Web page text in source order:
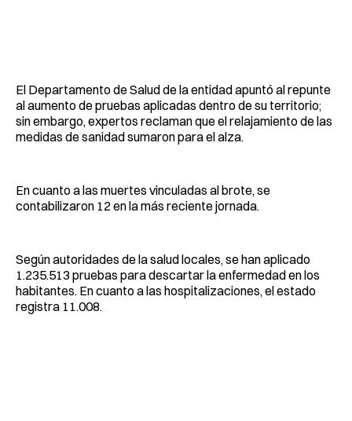
El Departamento de Salud de la entidad apuntó al repunte
al aumento de pruebas aplicadas dentro de su territorio;
sin embargo, expertos reclaman que el relajamiento de las
medidas de sanidad sumaron para el alza.
En cuanto a las muertes vinculadas al brote, se
contabilizaron 12 en la más reciente jornada.
Según autoridades de la salud locales, se han aplicado
1.235.513 pruebas para descartar la enfermedad en los
habitantes. En cuanto a las hospitalizaciones, el estado
registra 11.008.